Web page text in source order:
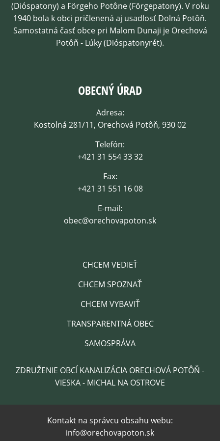
(Dióspatony) a Förgeho Potône (Förgepatony). V roku
1940 bola k obci pričlenená aj usadlosť Dolná Potôň.
Samostatná časť obce pri Malom Dunaji je Orechová
Potôň - Lúky (Dióspatonyrét).
CHCEM VEDIEŤ
CHCEM SPOZNAŤ
CHCEM VYBAVIŤ
TRANSPARENTNÁ OBEC
SAMOSPRÁVA
OBECNÝ ÚRAD
Adresa:
Kostolná 281/11, Orechová Potôň, 930 02
Telefón:
+421 31 554 33 32
Fax:
+421 31 551 16 08
E-mail:
obec@orechovapoton.sk
ZDRUŽENIE OBCÍ KANALIZÁCIA ORECHOVÁ POTÔŇ -
VIESKA - MICHAL NA OSTROVE
Kontakt na správcu obsahu webu:
info@orechovapoton.sk